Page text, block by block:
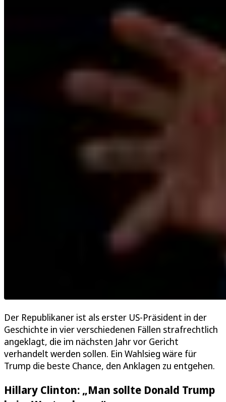
Der Republikaner ist als erster US-Präsident in der
Geschichte in vier verschiedenen Fällen strafrechtlich
angeklagt, die im nächsten Jahr vor Gericht
verhandelt werden sollen. Ein Wahlsieg wäre für
Trump die beste Chance, den Anklagen zu entgehen.
Hillary Clinton: „Man sollte Donald Trump